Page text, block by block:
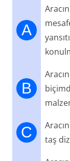
A
B
C
taş